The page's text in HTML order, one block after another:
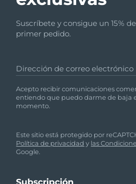
Suscríbete y consigue un 15%
primer pedido.
Dirección de correo electrónico
Acepto recibir comunicaciones
entiendo que puedo darme de baja
momento.
Este sitio está protegido por
Política de privacidad y las
Google.